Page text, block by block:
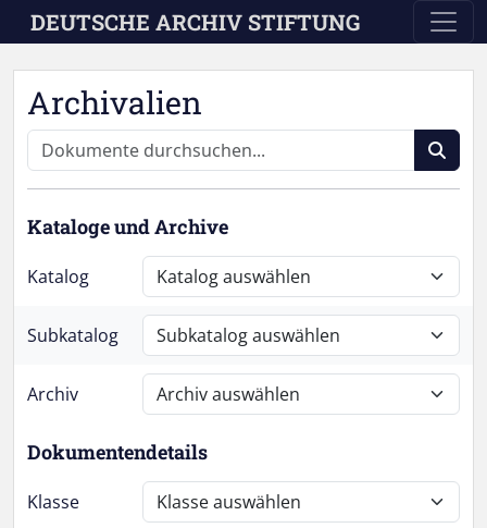
Skip to main content
DEUTSCHE ARCHIV STIFTUNG
Archivalien
Kataloge und Archive
Katalog
Subkatalog
Archiv
Dokumentendetails
Klasse